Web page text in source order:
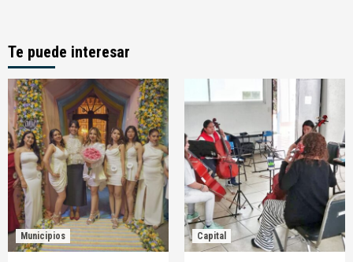
Te puede interesar
Municipios Capital